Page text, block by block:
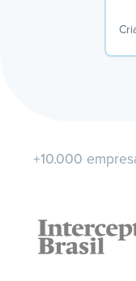
+10.000